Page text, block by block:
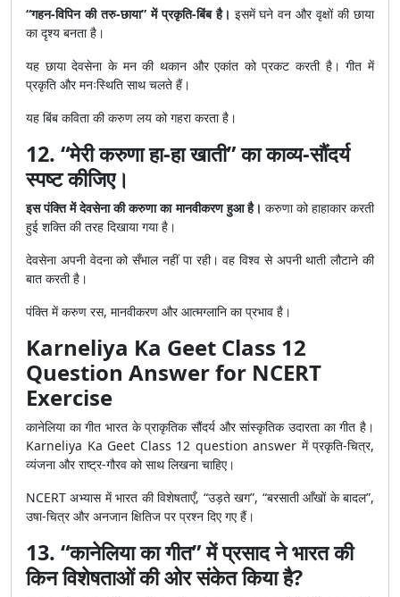
“गहन-विपिन की तरु-छाया” में प्रकृति-बिंब है। इसमें घने वन और वृक्षों की छाया
का दृश्य बनता है।
यह छाया देवसेना के मन की थकान और एकांत को प्रकट करती है। गीत में
प्रकृति और मनःस्थिति साथ चलते हैं।
यह बिंब कविता की करुण लय को गहरा करता है।
12. “मेरी करुणा हा-हा खाती” का काव्य-सौंदर्य
स्पष्ट कीजिए।
इस पंक्ति में देवसेना की करुणा का मानवीकरण हुआ है। करुणा को हाहाकार करती
हुई शक्ति की तरह दिखाया गया है।
देवसेना अपनी वेदना को सँभाल नहीं पा रही। वह विश्व से अपनी थाती लौटाने की
बात करती है।
पंक्ति में करुण रस, मानवीकरण और आत्मग्लानि का प्रभाव है।
Karneliya Ka Geet Class 12
Question Answer for NCERT
Exercise
कानेलिया का गीत भारत के प्राकृतिक सौंदर्य और सांस्कृतिक उदारता का गीत है।
Karneliya Ka Geet Class 12 question answer में प्रकृति-चित्र,
व्यंजना और राष्ट्र-गौरव को साथ लिखना चाहिए।
NCERT अभ्यास में भारत की विशेषताएँ, “उड़ते खग”, “बरसाती आँखों के बादल”,
उषा-चित्र और अनजान क्षितिज पर प्रश्न दिए गए हैं।
13. “कानेलिया का गीत” में प्रसाद ने भारत की
किन विशेषताओं की ओर संकेत किया है?